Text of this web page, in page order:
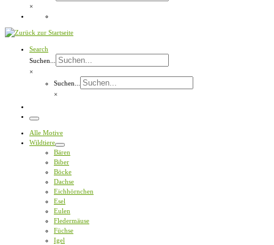
×
Search
Suchen...
×
Suchen...
×
Menü
Alle Motive
Wildtiere
Bären
Biber
Böcke
Dachse
Eichhörnchen
Esel
Eulen
Fledermäuse
Füchse
Igel